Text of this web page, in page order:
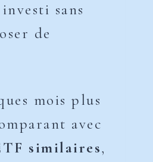
sans
de
mois plus
avec
similaires,